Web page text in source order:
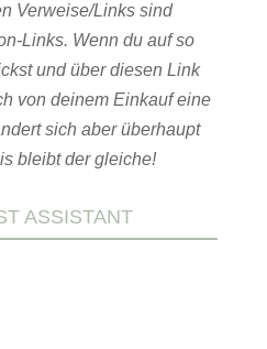
Verweise/Links sind
Links. Wenn du auf so
und über diesen Link
von deinem Einkauf eine
sich aber überhaupt
bleibt der gleiche!
ASSISTANT